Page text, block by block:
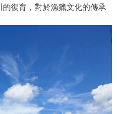
復育，對於漁獵文化的傳承